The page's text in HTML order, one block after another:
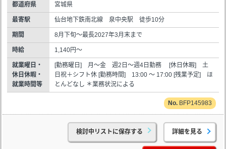
都道府県 宮城県
最寄駅 仙台地下鉄南北線 泉中央駅 徒歩10分
期間 8月下旬～最長2027年3月末まで
時給 1,140円～
就業曜日・
休日休暇・
就業時間等
[勤務曜日] 月～金 週2日～週4日勤務 [休日休暇] 土
日祝＋シフト休 [勤務時間] 13:00 ～ 17:00 [残業予定] ほ
とんどなし ＊業務状況による
BFP145983
検討中リストに保存する 詳細を見る